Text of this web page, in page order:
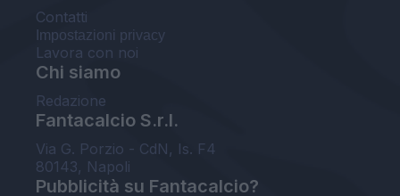
Contatti
Impostazioni privacy
Lavora con noi
Chi siamo
Redazione
Fantacalcio S.r.l.
Via G. Porzio - CdN, Is. F4
80143, Napoli
Pubblicità su Fantacalcio?